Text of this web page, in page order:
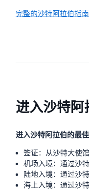
完整的沙特阿拉伯指南
进入沙特阿
进入沙特阿拉伯的最佳
签证：从沙特大使
机场入境：通过沙
陆地入境：通过沙
海上入境：通过沙